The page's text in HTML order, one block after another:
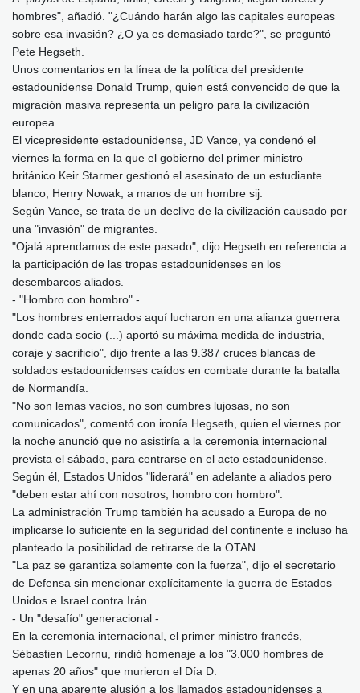
hombres", añadió. "¿Cuándo harán algo las capitales europeas
sobre esa invasión? ¿O ya es demasiado tarde?", se preguntó
Pete Hegseth.
Unos comentarios en la línea de la política del presidente
estadounidense Donald Trump, quien está convencido de que la
migración masiva representa un peligro para la civilización
europea.
El vicepresidente estadounidense, JD Vance, ya condenó el
viernes la forma en la que el gobierno del primer ministro
británico Keir Starmer gestionó el asesinato de un estudiante
blanco, Henry Nowak, a manos de un hombre sij.
Según Vance, se trata de un declive de la civilización causado por
una "invasión" de migrantes.
"Ojalá aprendamos de este pasado", dijo Hegseth en referencia a
la participación de las tropas estadounidenses en los
desembarcos aliados.
- "Hombro con hombro" -
"Los hombres enterrados aquí lucharon en una alianza guerrera
donde cada socio (...) aportó su máxima medida de industria,
coraje y sacrificio", dijo frente a las 9.387 cruces blancas de
soldados estadounidenses caídos en combate durante la batalla
de Normandía.
"No son lemas vacíos, no son cumbres lujosas, no son
comunicados", comentó con ironía Hegseth, quien el viernes por
la noche anunció que no asistiría a la ceremonia internacional
prevista el sábado, para centrarse en el acto estadounidense.
Según él, Estados Unidos "liderará" en adelante a aliados pero
"deben estar ahí con nosotros, hombro con hombro".
La administración Trump también ha acusado a Europa de no
implicarse lo suficiente en la seguridad del continente e incluso ha
planteado la posibilidad de retirarse de la OTAN.
"La paz se garantiza solamente con la fuerza", dijo el secretario
de Defensa sin mencionar explícitamente la guerra de Estados
Unidos e Israel contra Irán.
- Un "desafío" generacional -
En la ceremonia internacional, el primer ministro francés,
Sébastien Lecornu, rindió homenaje a los "3.000 hombres de
apenas 20 años" que murieron el Día D.
Y en una aparente alusión a los llamados estadounidenses a